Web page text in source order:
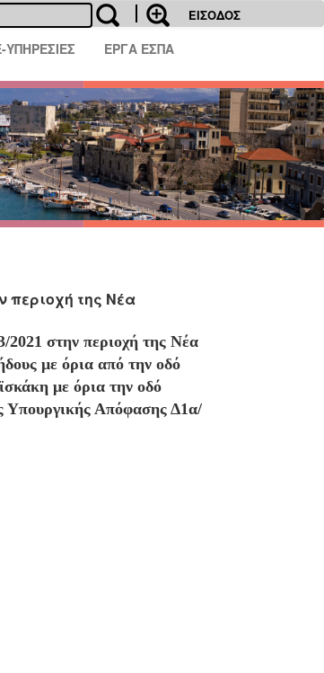
ΕΙΣΟΔΟΣ
ΥΠΗΡΕΣΙΕΣ ΕΡΓΑ ΕΣΠΑ
περιοχή της Νέα
2021 στην περιοχή της Νέα
με όρια από την οδό
με όρια την οδό
Υπουργικής Απόφασης Δ1α/